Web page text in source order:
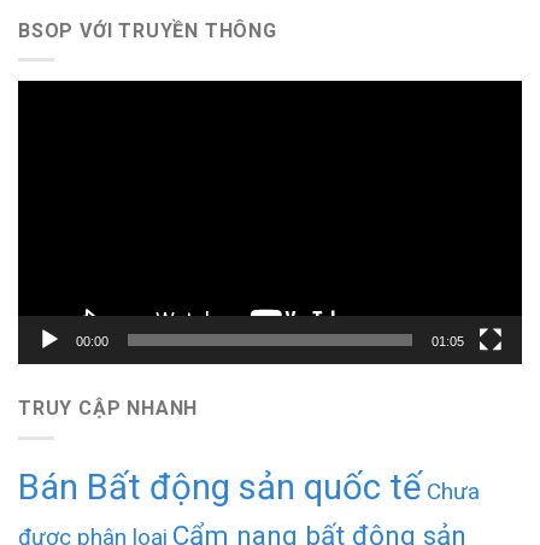
BSOP VỚI TRUYỀN THÔNG
00:00 01:05
TRUY CẬP NHANH
Bán Bất động sản quốc tế Chưa
được phân loại Cẩm nang bất động sản